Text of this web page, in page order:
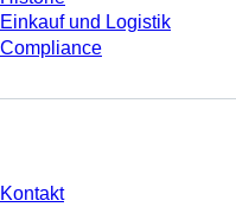
Einkauf und Logistik
Compliance
Kontakt